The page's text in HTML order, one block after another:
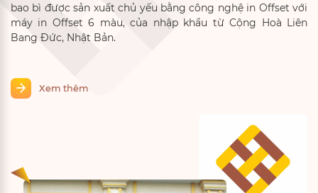
bao bì được sản xuất chủ yếu bằng công nghệ in Offset với
máy in Offset 6 màu, của nhập khẩu từ Cộng Hoà Liên
Bang Đức, Nhật Bản.
Xem thêm